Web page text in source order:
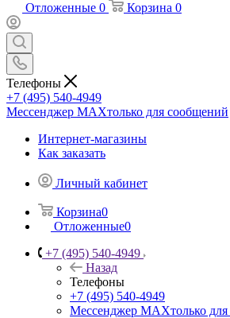
Отложенные 0 Корзина 0
Телефоны
+7 (495) 540-4949
Мессенджер МАХтолько для сообщений
Интернет-магазины
Как заказать
Личный кабинет
Корзина0
Отложенные0
+7 (495) 540-4949
Назад
Телефоны
+7 (495) 540-4949
Мессенджер МАХтолько